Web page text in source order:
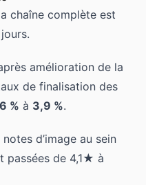
chaîne complète est
amélioration de la
de finalisation des
% à 3,9 %.
notes d’image au sein
passées de 4,1★ à